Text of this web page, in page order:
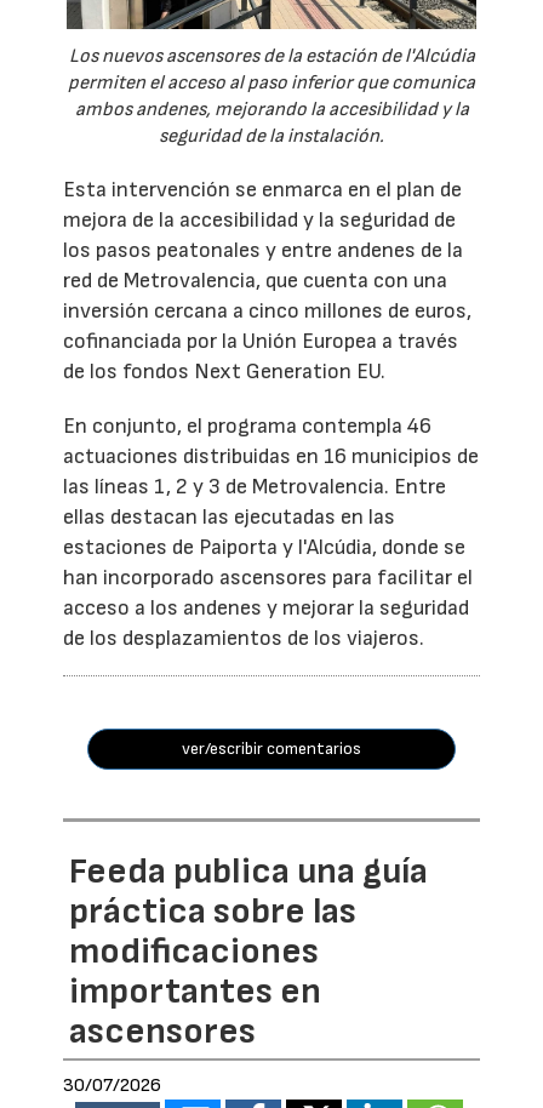
Los nuevos ascensores de la estación de l'Alcúdia
permiten el acceso al paso inferior que comunica
ambos andenes, mejorando la accesibilidad y la
seguridad de la instalación.
Esta intervención se enmarca en el plan de
mejora de la accesibilidad y la seguridad de
los pasos peatonales y entre andenes de la
red de Metrovalencia, que cuenta con una
inversión cercana a cinco millones de euros,
cofinanciada por la Unión Europea a través
de los fondos Next Generation EU.
En conjunto, el programa contempla 46
actuaciones distribuidas en 16 municipios de
las líneas 1, 2 y 3 de Metrovalencia. Entre
ellas destacan las ejecutadas en las
estaciones de Paiporta y l'Alcúdia, donde se
han incorporado ascensores para facilitar el
acceso a los andenes y mejorar la seguridad
de los desplazamientos de los viajeros.
ver/escribir comentarios
Feeda publica una guía
práctica sobre las
modificaciones
importantes en
ascensores
30/07/2026